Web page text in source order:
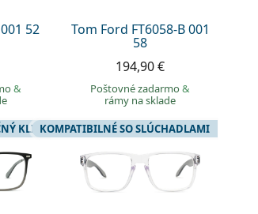
52
&
Tom Ford FT6058-B 001
58
194,90 €
Poštovné zadarmo&
rámy na sklade
KLIPKOMPATIBILNÉ SO SLÚCHADLAMI